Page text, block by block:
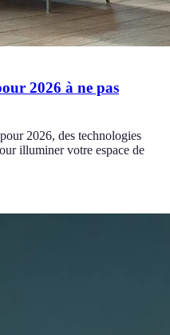
2026 à ne pas
2026, des technologies
illuminer votre espace de